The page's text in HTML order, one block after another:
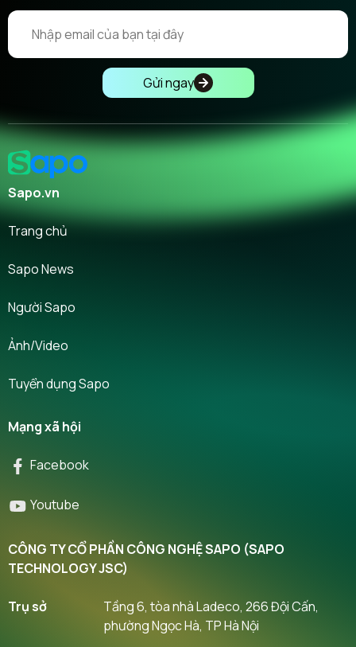
Gửi ngay
Sapo.vn
Trang chủ
Sapo News
Người Sapo
Ảnh/Video
Tuyển dụng Sapo
Mạng xã hội
Facebook
Youtube
CÔNG TY CỔ PHẦN CÔNG NGHỆ SAPO (SAPO
TECHNOLOGY JSC)
Trụ sở
Tầng 6, tòa nhà Ladeco, 266 Đội Cấn,
phường Ngọc Hà, TP Hà Nội